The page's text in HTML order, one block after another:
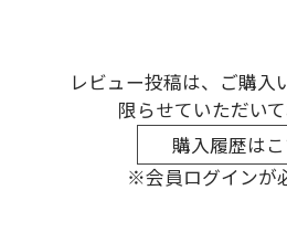
レビュー投稿は、ご購入
限らせていただいて
購入履歴は
※会員ログインが